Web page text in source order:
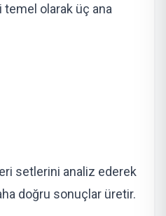
olarak üç ana
setlerini analiz ederek
doğru sonuçlar üretir.